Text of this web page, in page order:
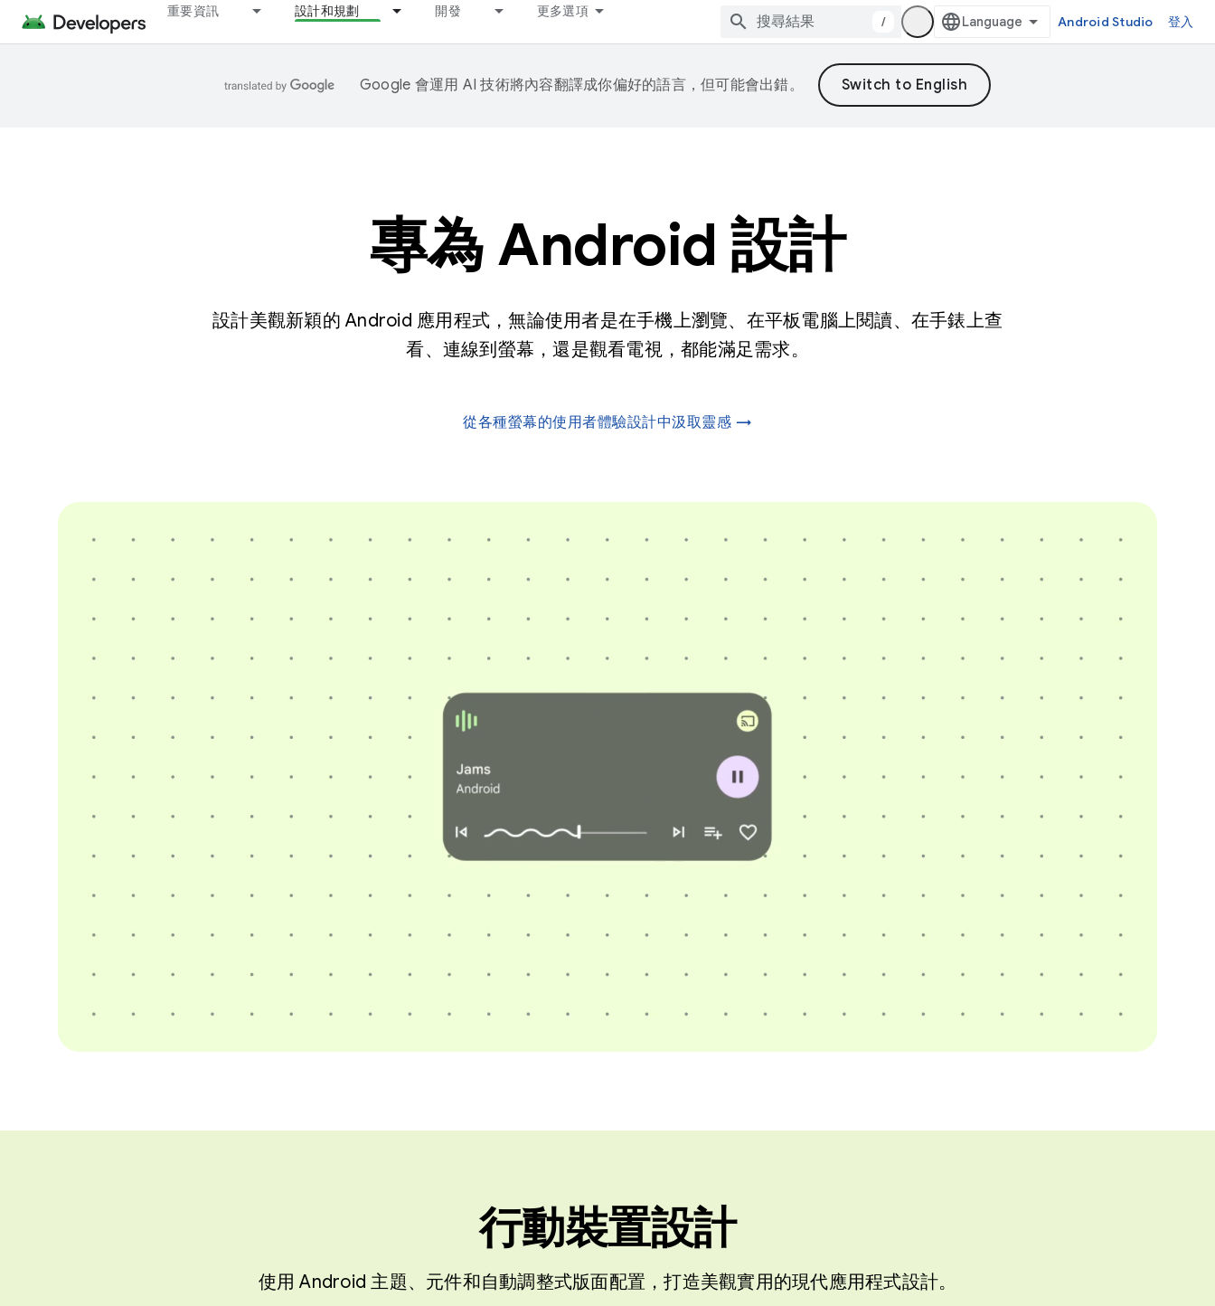
重要資訊 設計和規劃 開發 更多選項
/ Android Studio 登入
Google 會運用 AI 技術將內容翻譯成你偏好的語言，但可能會出錯。
專為 Android 設計
設計美觀新穎的 Android 應用程式，無論使用者是在手機上瀏覽、在平板電腦上閱讀、在手錶上查
看、連線到螢幕，還是觀看電視，都能滿足需求。
從各種螢幕的使用者體驗設計中汲取靈感 →
行動裝置設計
使用 Android 主題、元件和自動調整式版面配置，打造美觀實用的現代應用程式設計。